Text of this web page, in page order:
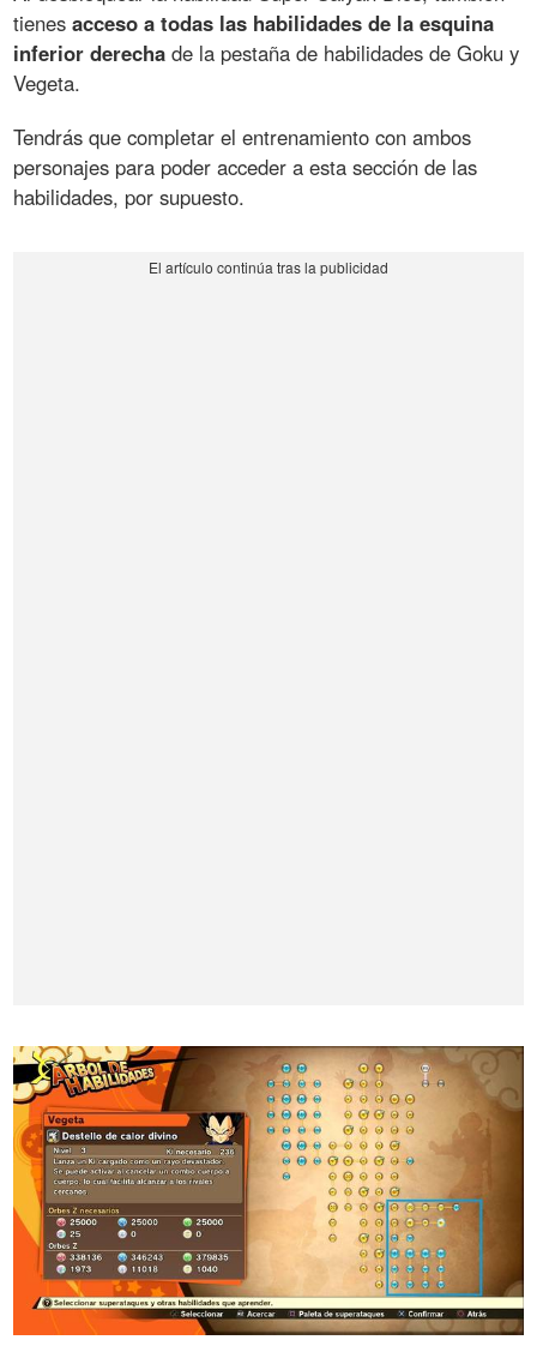
tienesacceso a todas las habilidades de la esquina
inferior derecha de la pestaña de habilidades de Goku y
Vegeta.
Tendrás que completar el entrenamiento con ambos
personajes para poder acceder a esta sección de las
habilidades, por supuesto.